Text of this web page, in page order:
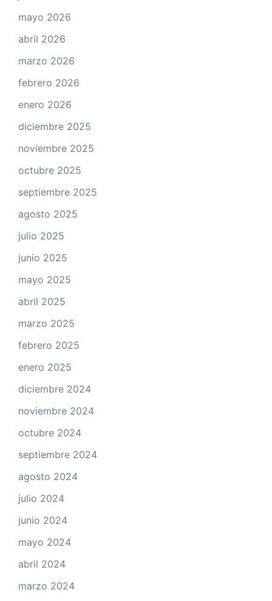
mayo 2026
abril 2026
marzo 2026
febrero 2026
enero 2026
diciembre 2025
noviembre 2025
octubre 2025
septiembre 2025
agosto 2025
julio 2025
junio 2025
mayo 2025
abril 2025
marzo 2025
febrero 2025
enero 2025
diciembre 2024
noviembre 2024
octubre 2024
septiembre 2024
agosto 2024
julio 2024
junio 2024
mayo 2024
abril 2024
marzo 2024